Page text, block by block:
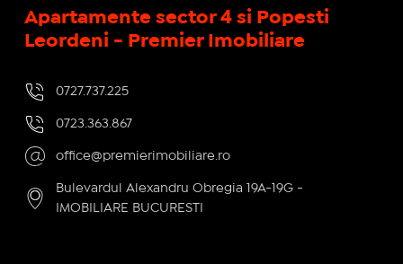
Apartamente sector 4 si Popesti
Leordeni - Premier Imobiliare
0727.737.225
0723.363.867
office@premierimobiliare.ro
Bulevardul Alexandru Obregia 19A-19G -
IMOBILIARE BUCURESTI